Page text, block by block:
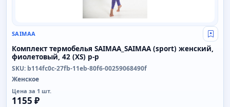
SAIMAA Свой
Комплект термобелья SAIMAA_SAIMAA (sport) женский,
фиолетовый, 42 (XS) р-р
SKU: b114fc0c-27fb-11eb-80f6-00259068490f
Женское
Цена за 1 шт.
1155 ₽